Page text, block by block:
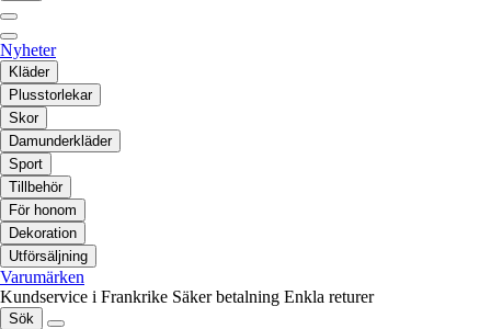
Nyheter
Kläder
Plusstorlekar
Skor
Damunderkläder
Sport
Tillbehör
För honom
Dekoration
Utförsäljning
Varumärken
Kundservice i Frankrike Säker betalning Enkla returer
Sök